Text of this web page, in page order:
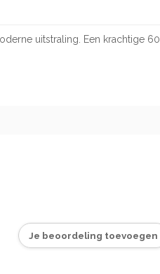
uitstraling. Een krachtige 60
Je beoordeling toevoegen